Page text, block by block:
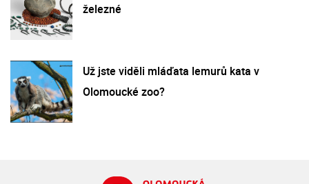
železné
Už jste viděli mláďata lemurů kata v
Olomoucké zoo?